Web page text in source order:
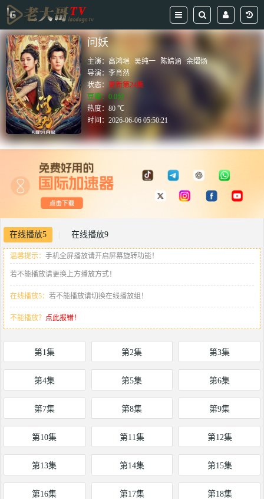
问妖
主演：高鸿垲 吴纯一 陈婧涵
余熠炀
导演：李肖然
状态： 更新第24集
豆瓣：0.0分
热度：80 ℃
时间：2026-06-06 05:50:21
在线播放5 在线播放9
温馨提示： 手机全屏播放请开启屏幕旋转功能！
若不能播放请更换上方播放方式！
在线播放5： 若不能播放请切换在线播放组！
不能播放？ 点此报错！
第1集 第2集 第3集
第4集 第5集 第6集
第7集 第8集 第9集
第10集 第11集 第12集
第13集 第14集 第15集
第16集 第17集 第18集